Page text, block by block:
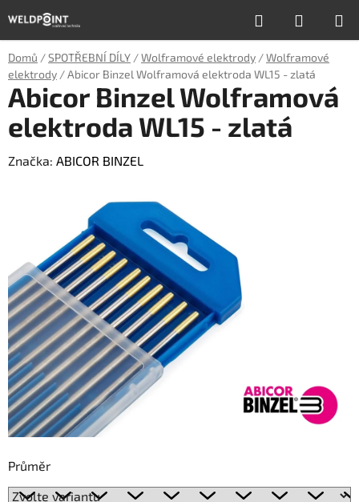
na
obsah
Hledat
KOŠÍK
Domů /SPOTŘEBNÍ DÍLY /Wolframové elektrody /Wolframové
elektrody /Abicor Binzel Wolframová elektroda WL15 - zlatá
Průměr
Abicor Binzel Wolframová
elektroda WL15 - zlatá
Značka: ABICOR BINZEL